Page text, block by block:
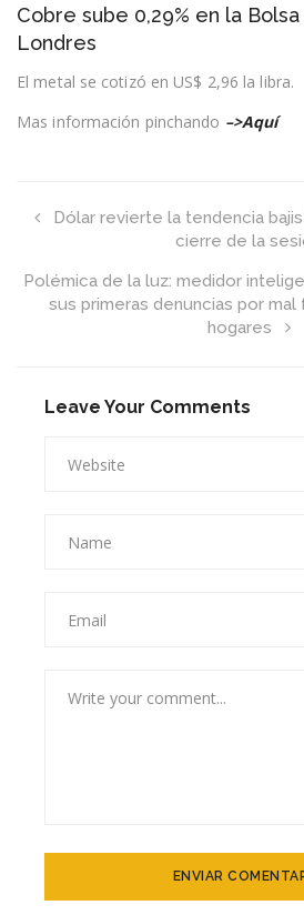
Cobre sube 0,29% en la
Londres
El metal se cotizó en US$ 2,96 la libra.
Mas información pinchando –>Aquí
Dólar revierte la tendencia
cierre de la
Polémica de la luz: medidor
sus primeras denuncias por
hogares
Leave Your Comments